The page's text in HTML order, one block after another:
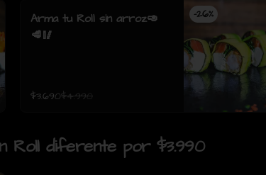
-26%
Arma tu Roll sin arroz🥑
🥩🥢
$3.690$4.990
Roll diferente por $3.990